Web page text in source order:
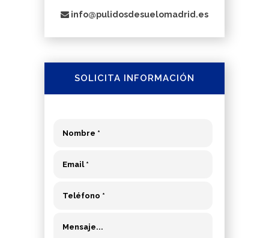
info@pulidosdesuelomadrid.es
SOLICITA INFORMACIÓN